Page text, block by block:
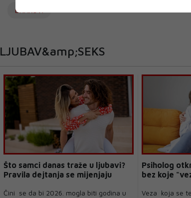
BRAKOVI
LJUBAV&amp;SEKS
Što samci danas traže u ljubavi?
Pravila dejtanja se mijenjaju
Čini se da bi 2026. mogla biti godina u
Psiholog
bez koje
Veza koja se